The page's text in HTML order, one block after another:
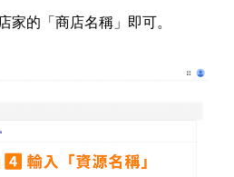
家的「商店名稱」即可。